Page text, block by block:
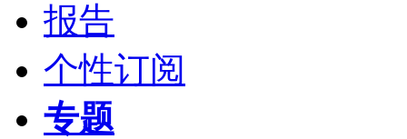
报告
个性订阅
专题